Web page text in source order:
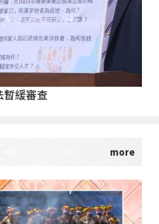
暫緩審查